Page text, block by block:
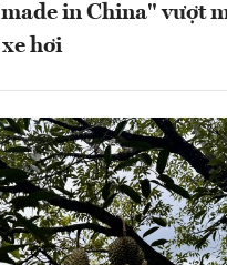
in China" vượt
hơi